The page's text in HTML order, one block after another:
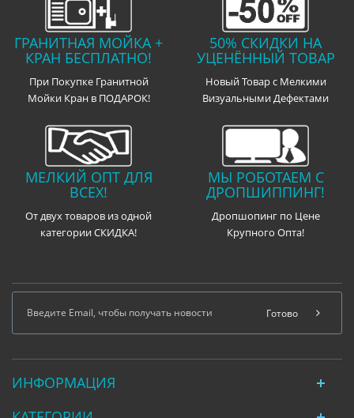
ГРАНИТНАЯ МОЙКА +
КРАН БЕСПЛАТНО!
При Покупке Гранитной
Мойки Кран в ПОДАРОК!
50% СКИДКИ НА
УЦЕНЁННЫЙ ТОВАР
Новый Товар с Мелкими
Визуальными Дефектами
МЕЛКИЙ ОПТ ДЛЯ
ВСЕХ!
От двух товаров из одной
категории СКИДКА!
МЫ РОБОТАЕМ С
ДРОПШИППИНГ!
Дропшопинг по Цене
Крупного Опта!
Готово
ИНФОРМАЦИЯ